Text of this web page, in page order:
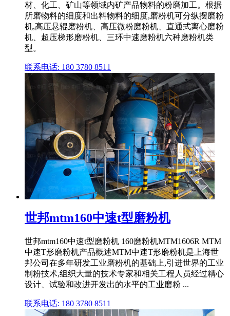
材、化工、矿山等领域内矿产品物料的粉磨加工。根据
所磨物料的细度和出料物料的细度,磨粉机可分纵摆磨粉
机,高压悬辊磨粉机、高压微粉磨粉机、直通式离心磨粉
机、超压梯形磨粉机、三环中速磨粉机六种磨粉机类
型。
联系电话: 180 3780 8511
世邦mtm160中速t型磨粉机
世邦mtm160中速t型磨粉机 160磨粉机MTM1606R MTM
中速T形磨粉机产品概述MTM中速T形磨粉机是上海世
邦公司在多年研发工业磨粉机的基础上,引进世界的工业
制粉技术,组织大量的技术专家和相关工程人员经过精心
设计、试验和改进开发出的水平的工业磨粉 ...
联系电话: 180 3780 8511